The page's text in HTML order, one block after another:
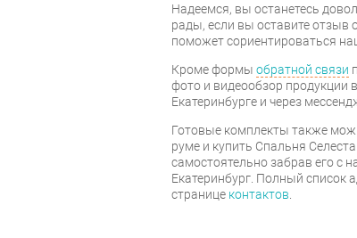
Надеемся, вы останетесь
рады, если вы оставите отзыв
поможет сориентироваться
Кроме формы обратной связи
фото и видеообзор продукции
Екатеринбурге и через
Готовые комплекты также
руме и купить Спальня
самостоятельно забрав его с
Екатеринбург. Полный список
странице контактов